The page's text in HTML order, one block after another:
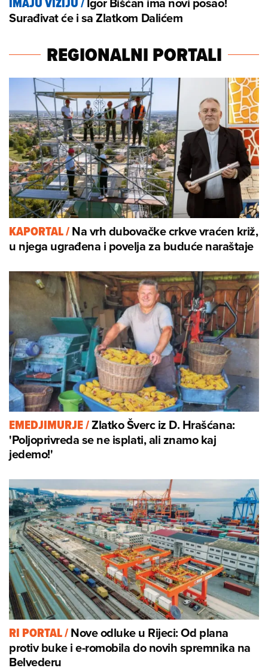
Surađivat će i sa Zlatkom Dalićem
REGIONALNI PORTALI
KAPORTAL/Na vrh dubovačke crkve vraćen križ,
u njega ugrađena i povelja za buduće naraštaje
EMEDJIMURJE/Zlatko Šverc iz D. Hrašćana:
'Poljoprivreda se ne isplati, ali znamo kaj
jedemo!'
RI PORTAL/Nove odluke u Rijeci: Od plana
protiv buke i e-romobila do novih spremnika na
Belvederu